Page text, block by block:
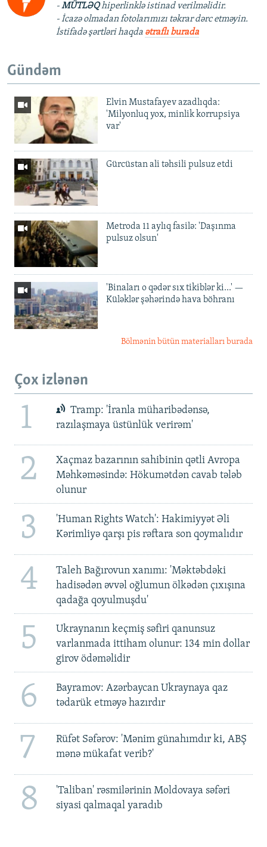
-MÜTLƏQhiperlinklə istinad verilməlidir.
- İcazə olmadan fotolarımızı təkrar dərc etməyin.
İstifadə şərtləri haqda ətraflı burada
Gündəm
Elvin Mustafayev azadlıqda:
'Milyonluq yox, minlik korrupsiya
var'
Gürcüstan ali təhsili pulsuz etdi
Metroda 11 aylıq fasilə: 'Daşınma
pulsuz olsun'
'Binaları o qədər sıx tikiblər ki...' —
Küləklər şəhərində hava böhranı
Bölmənin bütün materialları burada
Çox izlənən
1
Tramp: 'İranla müharibədənsə,
razılaşmaya üstünlük verirəm'
2
Xaçmaz bazarının sahibinin qətli Avropa
Məhkəməsində: Hökumətdən cavab tələb
olunur
3
'Human Rights Watch': Hakimiyyət Əli
Kərimliyə qarşı pis rəftara son qoymalıdır
4
Taleh Bağırovun xanımı: 'Məktəbdəki
hadisədən əvvəl oğlumun ölkədən çıxışına
qadağa qoyulmuşdu'
5
Ukraynanın keçmiş səfiri qanunsuz
varlanmada ittiham olunur: 134 min dollar
girov ödəməlidir
6
Bayramov: Azərbaycan Ukraynaya qaz
tədarük etməyə hazırdır
7
Rüfət Səfərov: 'Mənim günahımdır ki, ABŞ
mənə mükafat verib?'
8
'Taliban' rəsmilərinin Moldovaya səfəri
siyasi qalmaqal yaradıb